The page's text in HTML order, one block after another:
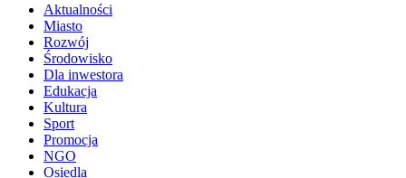
Aktualności
Miasto
Rozwój
Środowisko
Dla inwestora
Edukacja
Kultura
Sport
Promocja
NGO
Osiedla